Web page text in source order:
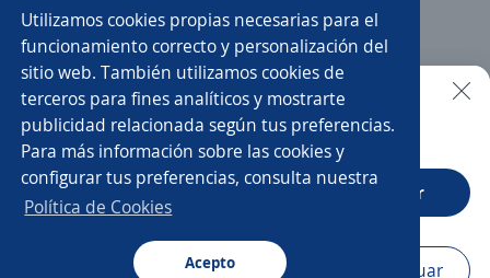
Utilizamos cookies propias necesarias para el
funcionamiento correcto y personalización del
sitio web. También utilizamos cookies de
terceros para fines analíticos y mostrarte
publicidad relacionada según tus preferencias.
Para más información sobre las cookies y
configurar tus preferencias, consulta nuestra
Política de Cookies
Acepto
Inspector calidad Gerente de proyectos
Practicante ingeniería Ingeniero/a de procesos
Producción Ingeniero/a de calidad
Gerente de mantenimiento Ingeniero Recién Egresado
Ingeniero mecánico
Buscar es más fácil en la app
CT App Abrir
Navegador Continuar